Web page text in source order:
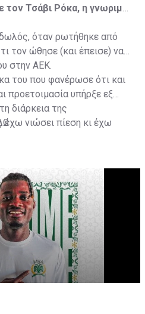
Τσάβι Ρόκα, η γνωριμία
όταν ρωτήθηκε από
τον ώθησε (και έπεισε) να
στην ΑΕΚ.
του που φανέρωσε ότι και
προετοιμασία υπήρξε εξ
διάρκεια της
νιώσει πίεση κι έχω